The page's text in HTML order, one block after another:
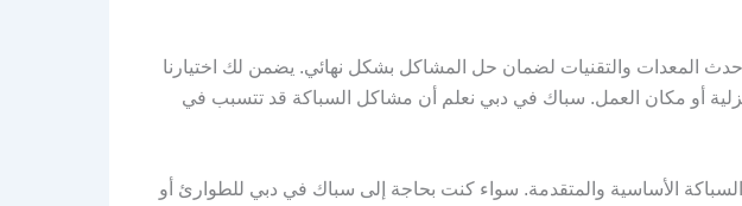
المعدات والتقنيات لضمان حل المشاكل بشكل نهائي. يضمن لك اختيارنا
أو مكان العمل. سباك في دبي نعلم أن مشاكل السباكة قد تتسبب في
الأساسية والمتقدمة. سواء كنت بحاجة إلى سباك في دبي للطوارئ أو